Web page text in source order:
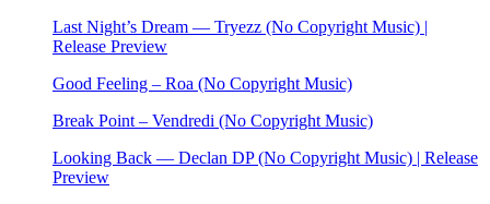
Last Night’s Dream — Tryezz (No Copyright Music) |
Release Preview
Good Feeling – Roa (No Copyright Music)
Break Point – Vendredi (No Copyright Music)
Looking Back — Declan DP (No Copyright Music) | Release
Preview